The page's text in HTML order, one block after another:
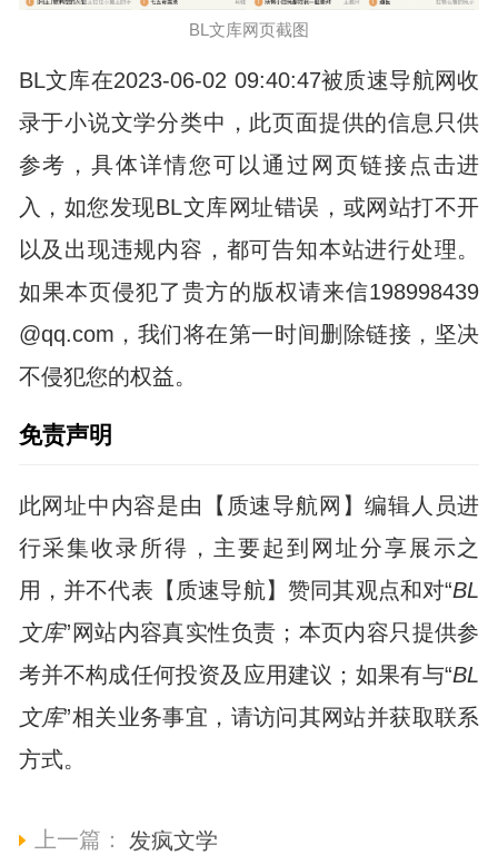
BL文库网页截图
BL文库在2023-06-02 09:40:47被质速导航网收
录于小说文学分类中，此页面提供的信息只供
参考，具体详情您可以通过网页链接点击进
入，如您发现BL文库网址错误，或网站打不开
以及出现违规内容，都可告知本站进行处理。
如果本页侵犯了贵方的版权请来信198998439
@qq.com，我们将在第一时间删除链接，坚决
不侵犯您的权益。
免责声明
此网址中内容是由【质速导航网】编辑人员进
行采集收录所得，主要起到网址分享展示之
用，并不代表【质速导航】赞同其观点和对“BL
文库”网站内容真实性负责；本页内容只提供参
考并不构成任何投资及应用建议；如果有与“BL
文库”相关业务事宜，请访问其网站并获取联系
方式。
上一篇：
发疯文学